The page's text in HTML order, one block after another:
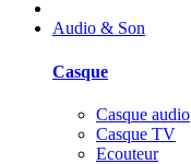
Audio & Son
Casque
Casque audio
Casque TV
Ecouteur